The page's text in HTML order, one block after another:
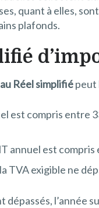
quant à elles,
plafonds.
Réel simplifiépeut
est compris entre
annuel est
TVA exigible ne
dépassés, l’année